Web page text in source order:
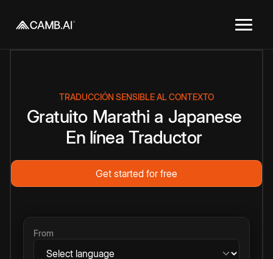
TRADUCCIÓN SENSIBLE AL CONTEXTO
Gratuito Marathi a Japanese
En línea Traductor
Get started for free
From